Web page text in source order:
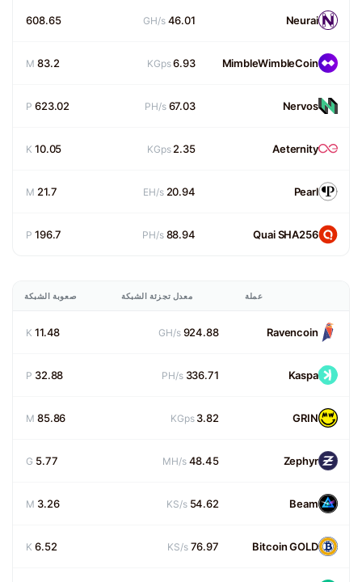
Neurai
46.01
GH/s
608.65
MimbleWimbleCoin
6.93
KGps
83.2
M
Nervos
67.03
PH/s
623.02
P
Aeternity
2.35
KGps
10.05
K
Pearl
20.94
EH/s
21.7
M
Quai SHA256
88.94
PH/s
196.7
P
عملة معدل تجزئة الشبكة صعوبة الشبكة
Ravencoin
924.88
GH/s
11.48
K
Kaspa
336.71
PH/s
32.88
P
GRIN
3.82
KGps
85.86
M
Zephyr
48.45
MH/s
5.77
G
Beam
54.62
KS/s
3.26
M
Bitcoin GOLD
76.97
KS/s
6.52
K